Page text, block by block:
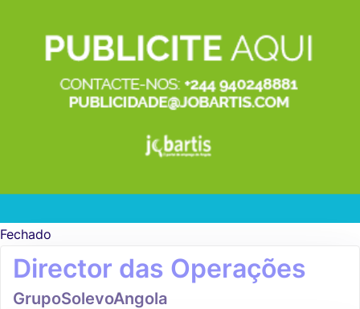
Fechado
Director das Operações
GrupoSolevoAngola